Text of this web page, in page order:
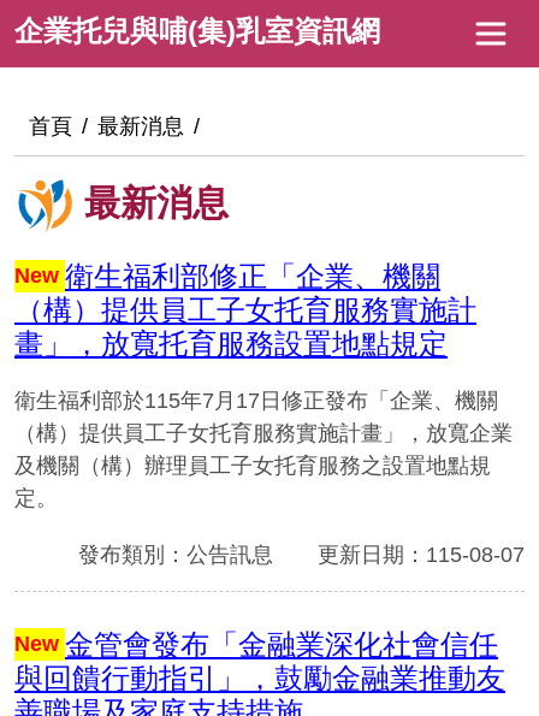
到企
業
托
兒
與
哺
(集)
乳
室
資
訊
網
企業托兒與哺(集)乳室資訊網
:::
首頁 最新消息
最新消息
New 衛生福利部修正「企業、機關
（構）提供員工子女托育服務實施計
畫」，放寬托育服務設置地點規定
衛生福利部於115年7月17日修正發布「企業、機關
（構）提供員工子女托育服務實施計畫」，放寬企業
及機關（構）辦理員工子女托育服務之設置地點規
定。
發布類別：公告訊息 更新日期：115-08-07
New 金管會發布「金融業深化社會信任
與回饋行動指引」，鼓勵金融業推動友